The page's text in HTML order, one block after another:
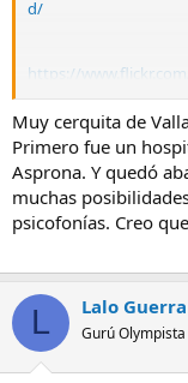
d/
https://
d/
Muy cerquita de
Primero fue un
Asprona. Y quedó
muchas
psicofonías. Creo
L Lalo Guerra
Gurú Olympista